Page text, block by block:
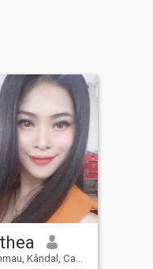
Kândal, Cambodja